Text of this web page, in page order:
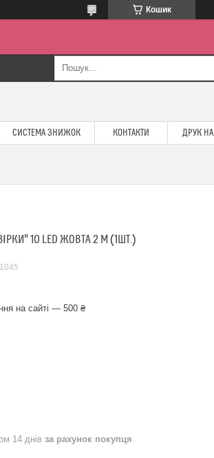
Кошик
СИСТЕМА ЗНИЖОК КОНТАКТИ ДРУК
10 LED ЖОВТА 2 М (1ШТ.)
на сайті — 500 ₴
14 днів за рахунок покупця